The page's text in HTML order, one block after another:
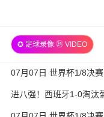
✪ 足球录像 ㉔ VIDEO
07月07日 世界杯1/8决
进八强！西班牙1-0淘汰